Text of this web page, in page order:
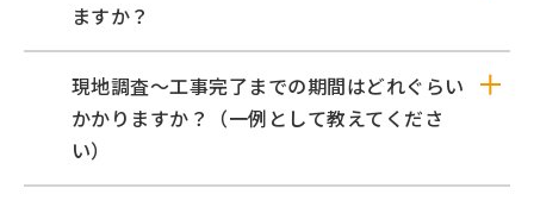
ますか？
現地調査〜工事完了までの期間はどれぐらい
かかりますか？（一例として教えてくださ
い）